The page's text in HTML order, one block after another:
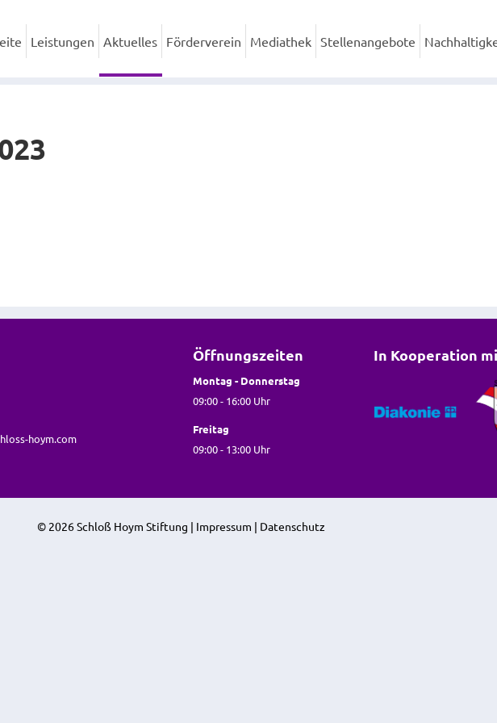
Leistungen Aktuelles Förderverein Mediathek Stellenangebote
hoym.com
Öffnungszeiten
Montag - Donnerstag
09:00 - 16:00 Uhr
Freitag
09:00 - 13:00 Uhr
In Kooperation
© 2026 Schloß Hoym Stiftung | Impressum | Datenschutz